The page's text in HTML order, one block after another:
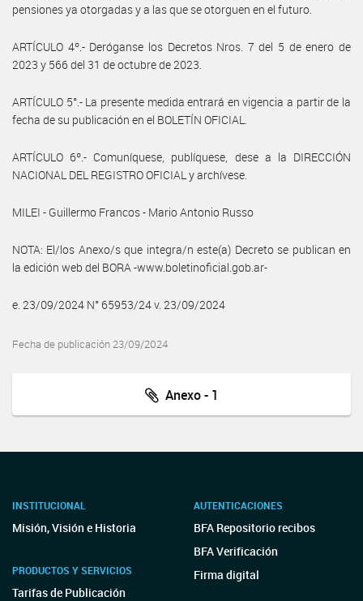
pensiones ya otorgadas y a las que se otorguen en el futuro.
ARTÍCULO 4º.- Deróganse los Decretos Nros. 7 del 5 de enero de
2023 y 566 del 31 de octubre de 2023.
ARTÍCULO 5°.- La presente medida entrará en vigencia a partir de la
fecha de su publicación en el BOLETÍN OFICIAL.
ARTÍCULO 6º.- Comuníquese, publíquese, dese a la DIRECCIÓN
NACIONAL DEL REGISTRO OFICIAL y archívese.
MILEI - Guillermo Francos - Mario Antonio Russo
NOTA: El/los Anexo/s que integra/n este(a) Decreto se publican en
la edición web del BORA -www.boletinoficial.gob.ar-
e. 23/09/2024 N° 65953/24 v. 23/09/2024
Fecha de publicación 23/09/2024
Anexo - 1
INSTITUCIONAL
Misión, Visión e Historia
PRODUCTOS Y SERVICIOS
Tarifas de Publicación
AUTENTICACIONES
BFA Repositorio recibos
BFA Verificación
Firma digital